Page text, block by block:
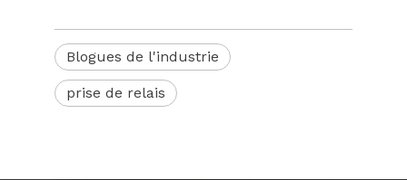
Blogues de l'industrie
prise de relais